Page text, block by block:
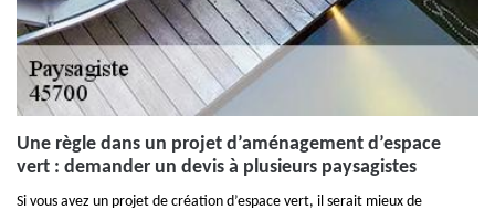
Une règle dans un projet d’aménagement d’espace
vert : demander un devis à plusieurs paysagistes
Si vous avez un projet de création d’espace vert, il serait mieux de